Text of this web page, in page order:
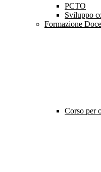
PCTO
Sviluppo
Formazione
Corso per